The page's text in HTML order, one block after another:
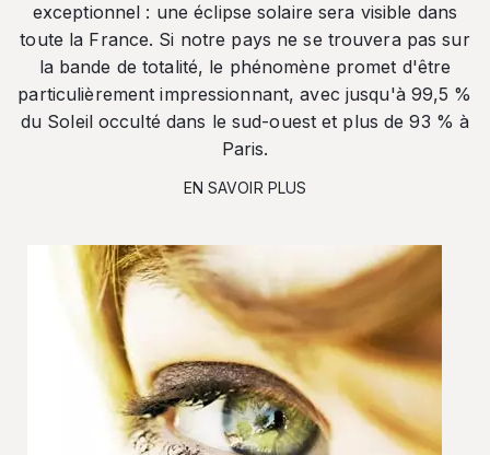
exceptionnel : une éclipse solaire sera visible dans
toute la France. Si notre pays ne se trouvera pas sur
la bande de totalité, le phénomène promet d'être
particulièrement impressionnant, avec jusqu'à 99,5 %
du Soleil occulté dans le sud-ouest et plus de 93 % à
Paris.
EN SAVOIR PLUS